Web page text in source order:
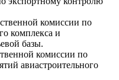
комиссии по
комплекса и
базы.
комиссии по
авиастроительного